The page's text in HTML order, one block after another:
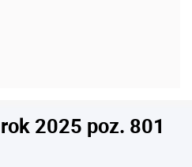
2025 poz. 801